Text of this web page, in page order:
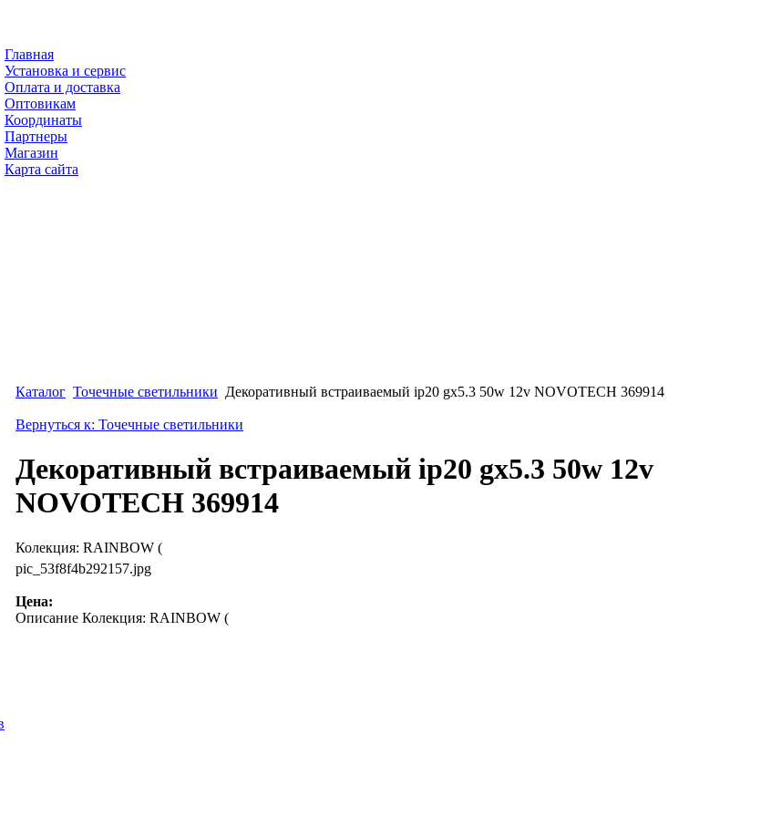
Главная
Установка и сервис
Оплата и доставка
Оптовикам
Координаты
Партнеры
Магазин
Карта сайта
Каталог Точечные светильники Декоративный встраиваемый ip20 gx5.3 50w 12v NOVOTECH 369914
Вернуться к: Точечные светильники
Декоративный встраиваемый ip20 gx5.3 50w 12v
NOVOTECH 369914
Колекция: RAINBOW (
pic_53f8f4b292157.jpg
Цена:
Описание Колекция: RAINBOW (